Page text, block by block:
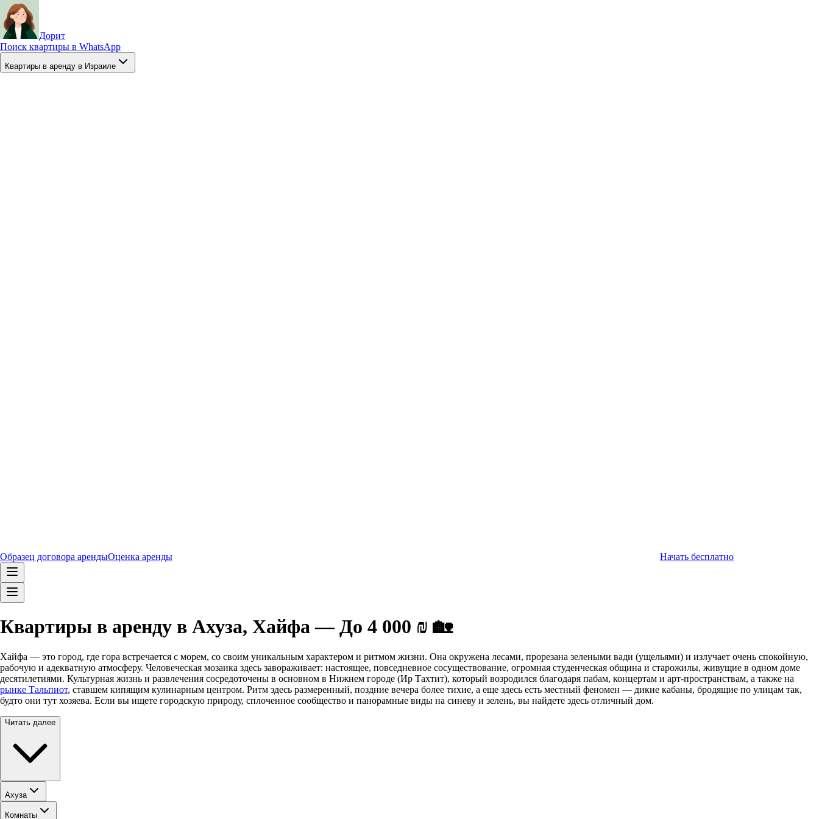
Дорит
Поиск квартиры в WhatsApp
Квартиры в аренду в Израиле
Образец договора арендыОценка аренды Начать бесплатно
Квартиры в аренду в Ахуза, Хайфа — До 4 000 ₪ 🏡
Хайфа — это город, где гора встречается с морем, со своим уникальным характером и ритмом жизни. Она окружена лесами, прорезана зелеными вади (ущельями) и излучает очень спокойную,
рабочую и адекватную атмосферу. Человеческая мозаика здесь завораживает: настоящее, повседневное сосуществование, огромная студенческая община и старожилы, живущие в одном доме
десятилетиями. Культурная жизнь и развлечения сосредоточены в основном в Нижнем городе (Ир Тахтит), который возродился благодаря пабам, концертам и арт-пространствам, а также на
рынке Тальпиот, ставшем кипящим кулинарным центром. Ритм здесь размеренный, поздние вечера более тихие, а еще здесь есть местный феномен — дикие кабаны, бродящие по улицам так,
будто они тут хозяева. Если вы ищете городскую природу, сплоченное сообщество и панорамные виды на синеву и зелень, вы найдете здесь отличный дом.
Читать далее
Ахуза
Комнаты